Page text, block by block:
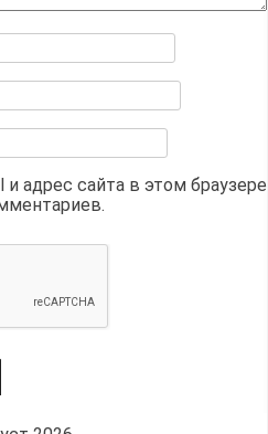
адрес сайта в этом браузере